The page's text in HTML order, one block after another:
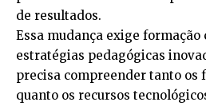
de resultados.
Essa mudança exige
estratégias pedagógicas
precisa compreender tanto os
quanto os recursos